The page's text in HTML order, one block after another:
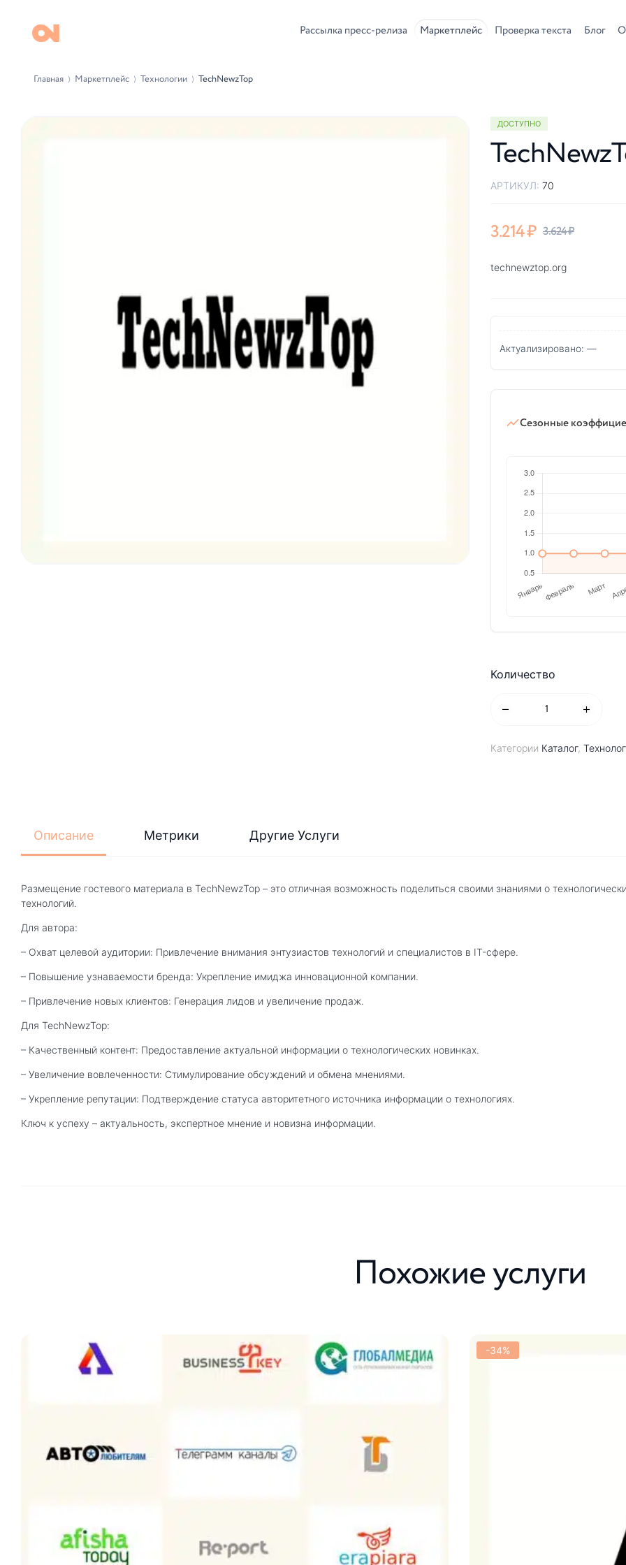
Рассылка пресс-релиза Маркетплейс Проверка текста Блог О
Главная ⟩ Маркетплейс ⟩ Технологии ⟩ TechNewzTop
ДОСТУПНО
АРТИКУЛ: 70
3.624₽
3.214₽
technewztop.org
Актуализировано: —
Сезонные
Количество
Категории Каталог,
Описание Метрики Другие Услуги
Размещение гостевого материала в TechNewzTop – это отличная возможность поделиться своими знаниями о
технологий.
Для автора:
– Охват целевой аудитории: Привлечение внимания энтузиастов технологий и специалистов в IT-сфере.
– Повышение узнаваемости бренда: Укрепление имиджа инновационной компании.
– Привлечение новых клиентов: Генерация лидов и увеличение продаж.
Для TechNewzTop:
– Качественный контент: Предоставление актуальной информации о технологических новинках.
– Увеличение вовлеченности: Стимулирование обсуждений и обмена мнениями.
– Укрепление репутации: Подтверждение статуса авторитетного источника информации о технологиях.
Ключ к успеху – актуальность, экспертное мнение и новизна информации.
Похожие услуги
-34%